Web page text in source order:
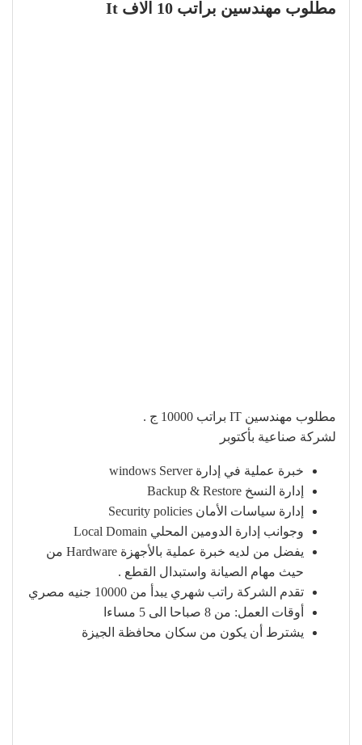
مطلوب مهندسين براتب 10 الاف It
مطلوب مهندسين IT براتب 10000 ج .
لشركة صناعية بأكتوبر
خبرة عملية في إدارة windows Server
إدارة النسخ Backup & Restore
إدارة سياسات الأمان Security policies
وجوانب إدارة الدومين المحلي Local Domain
يفضل من لديه خبرة عملية بالأجهزة Hardware من
حيث مهام الصيانة واستبدال القطع .
تقدم الشركة راتب شهري يبدأ من 10000 جنيه مصري
أوقات العمل: من 8 صباحا الى 5 مساءا
يشترط أن يكون من سكان محافظة الجيزة